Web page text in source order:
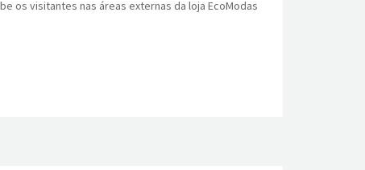
os visitantes nas áreas externas da loja EcoModas